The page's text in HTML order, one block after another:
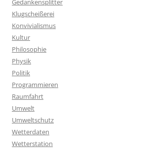
Gedankensplitter
Klugscheißerei
Konvivialismus
Kultur
Philosophie
Physik
Politik
Programmieren
Raumfahrt
Umwelt
Umweltschutz
Wetterdaten
Wetterstation